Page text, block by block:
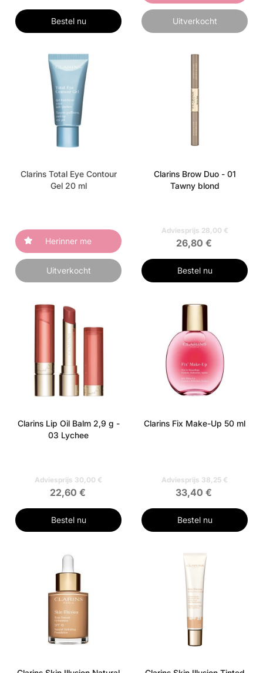
Bestel nu Uitverkocht
Clarins Total Eye Contour
Gel 20 ml
Herinner me
Uitverkocht
Clarins Brow Duo - 01
Tawny blond
Adviesprijs 28,00 €
26,80 €
Bestel nu
Clarins Lip Oil Balm 2,9 g -
03 Lychee
Adviesprijs 30,00 €
22,60 €
Bestel nu
Clarins Fix Make-Up 50 ml
Adviesprijs 38,25 €
33,40 €
Bestel nu